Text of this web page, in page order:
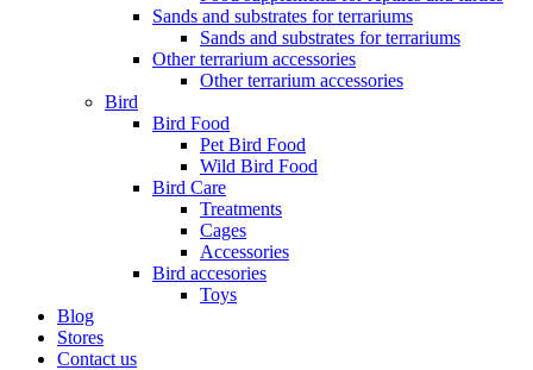
Sands and substrates for terrariums
Sands and substrates for terrariums
Other terrarium accessories
Other terrarium accessories
Bird
Bird Food
Pet Bird Food
Wild Bird Food
Bird Care
Treatments
Cages
Accessories
Bird accesories
Toys
Blog
Stores
Contact us